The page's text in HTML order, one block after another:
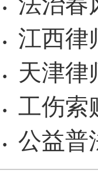
·
· 江西律
· 天津律
· 工伤索
· 公益普